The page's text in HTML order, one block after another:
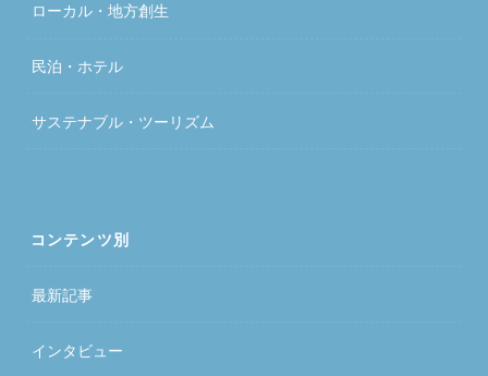
ローカル・地方創生
民泊・ホテル
サステナブル・ツーリズム
コンテンツ別
最新記事
インタビュー